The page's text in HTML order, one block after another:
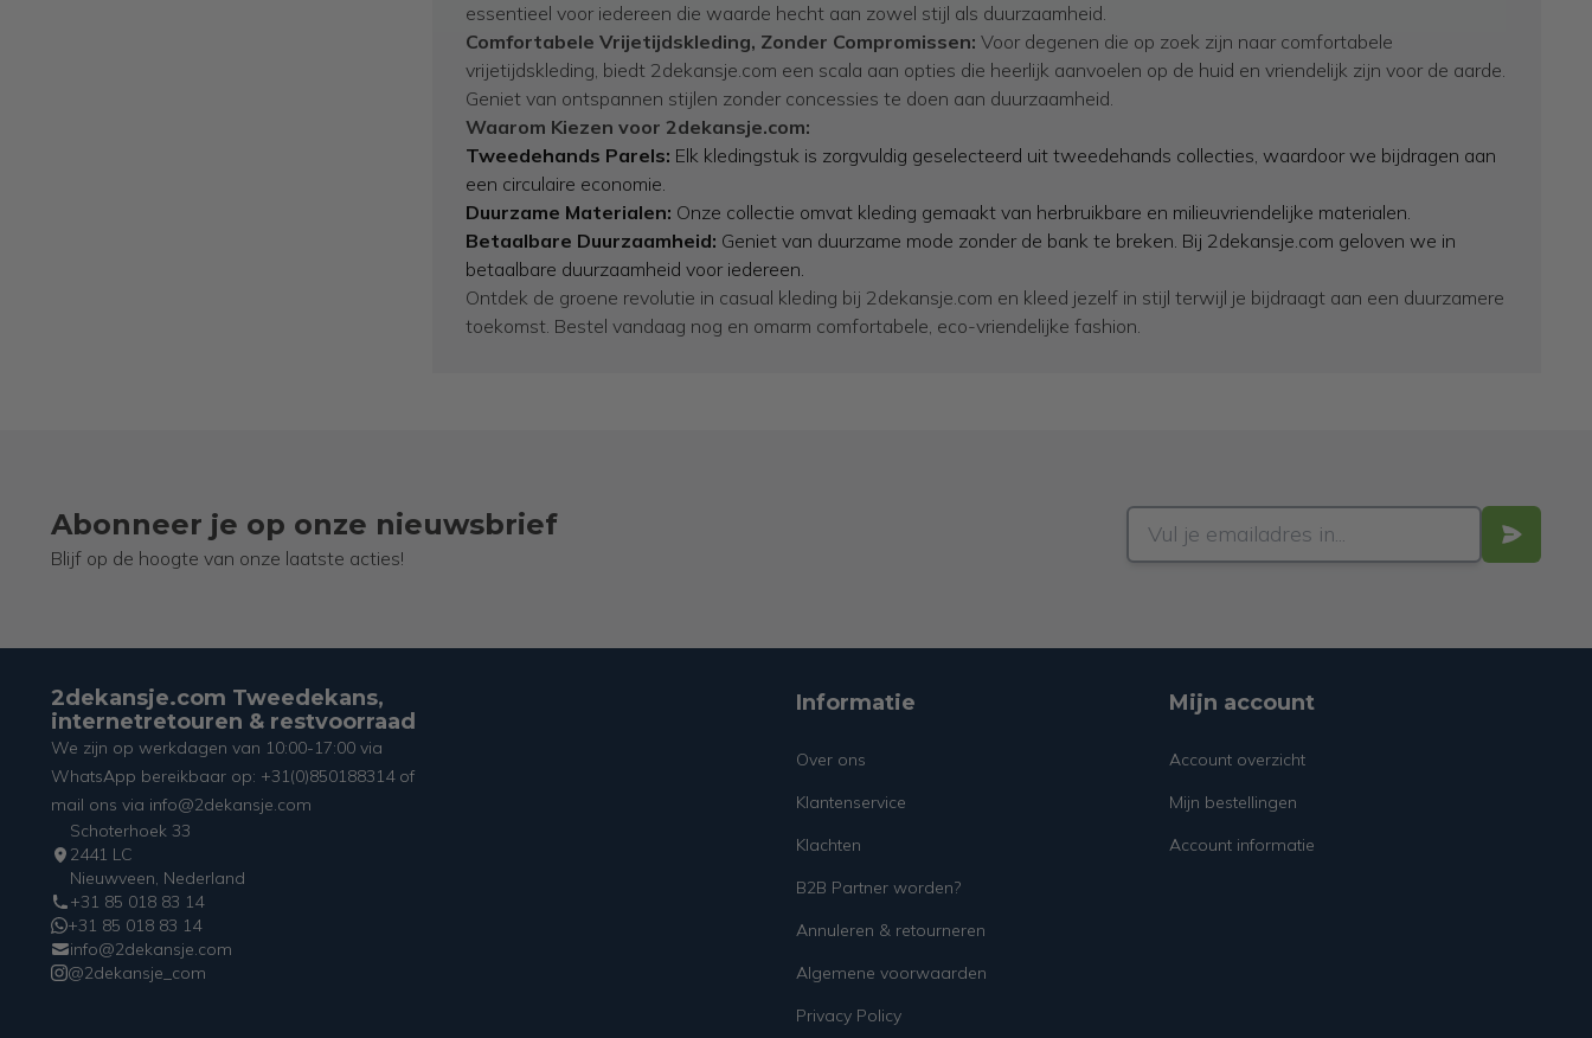
essentieel voor iedereen die waarde hecht aan zowel stijl als duurzaamheid.
Comfortabele Vrijetijdskleding, Zonder Compromissen: Voor degenen die op zoek zijn naar comfortabele
vrijetijdskleding, biedt 2dekansje.com een scala aan opties die heerlijk aanvoelen op de huid en vriendelijk zijn voor de aarde.
Geniet van ontspannen stijlen zonder concessies te doen aan duurzaamheid.
Waarom Kiezen voor 2dekansje.com:
Tweedehands Parels: Elk kledingstuk is zorgvuldig geselecteerd uit tweedehands collecties, waardoor we bijdragen aan
een circulaire economie.
Duurzame Materialen: Onze collectie omvat kleding gemaakt van herbruikbare en milieuvriendelijke materialen.
Betaalbare Duurzaamheid: Geniet van duurzame mode zonder de bank te breken. Bij 2dekansje.com geloven we in
betaalbare duurzaamheid voor iedereen.
Ontdek de groene revolutie in casual kleding bij 2dekansje.com en kleed jezelf in stijl terwijl je bijdraagt aan een duurzamere
toekomst. Bestel vandaag nog en omarm comfortabele, eco-vriendelijke fashion.
Abonneer je op onze nieuwsbrief
Blijf op de hoogte van onze laatste acties!
2dekansje.com Tweedekans,
internetretouren & restvoorraad
We zijn op werkdagen van 10:00-17:00 via
WhatsApp bereikbaar op: +31(0)850188314 of
mail ons via info@2dekansje.com
Schoterhoek 33
2441 LC
Nieuwveen, Nederland
+31 85 018 83 14
+31 85 018 83 14
info@2dekansje.com
@2dekansje_com
Informatie
Over ons
Klantenservice
Klachten
B2B Partner worden?
Annuleren & retourneren
Algemene voorwaarden
Privacy Policy
Mijn account
Account overzicht
Mijn bestellingen
Account informatie